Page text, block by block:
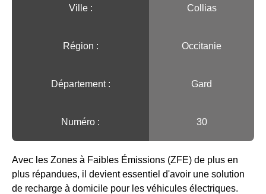
Ville :️ Collias
Région :️ Occitanie
Département : Gard
Numéro : 30
Avec les Zones à Faibles Émissions (ZFE) de plus en
plus répandues, il devient essentiel d'avoir une solution
de recharge à domicile pour les véhicules électriques.